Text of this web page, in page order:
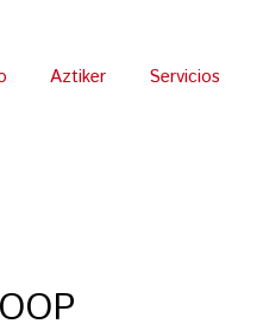
Aztiker Servicios